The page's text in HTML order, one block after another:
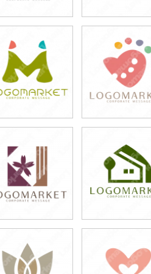
49,800円
(税込54,780円)
49,800円
(税込54,780円)
39,800円
(税込43,780円)
49,800円
(税込54,780円)
39,800円
(税込43,780円)
39,800円
(税込43,780円)